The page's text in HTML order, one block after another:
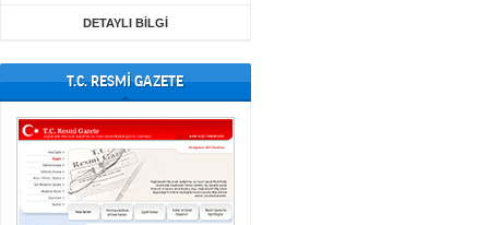
DETAYLI BİLGİ
T.C. RESMİ GAZETE